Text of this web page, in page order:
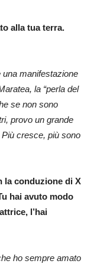
alla tua terra.
manifestazione
la “perla del
se non sono
provo un grande
cresce, più sono
la conduzione di X
hai avuto modo
l’hai
ho sempre amato